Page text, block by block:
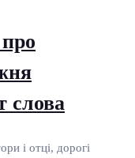
слова
і отці, дорогі